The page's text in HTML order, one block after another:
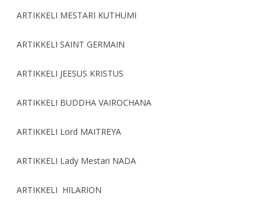
ARTIKKELI MESTARI KUTHUMI
ARTIKKELI SAINT GERMAIN
ARTIKKELI JEESUS KRISTUS
ARTIKKELI BUDDHA VAIROCHANA
ARTIKKELI Lord MAITREYA
ARTIKKELI Lady Mestari NADA
ARTIKKELI HILARION